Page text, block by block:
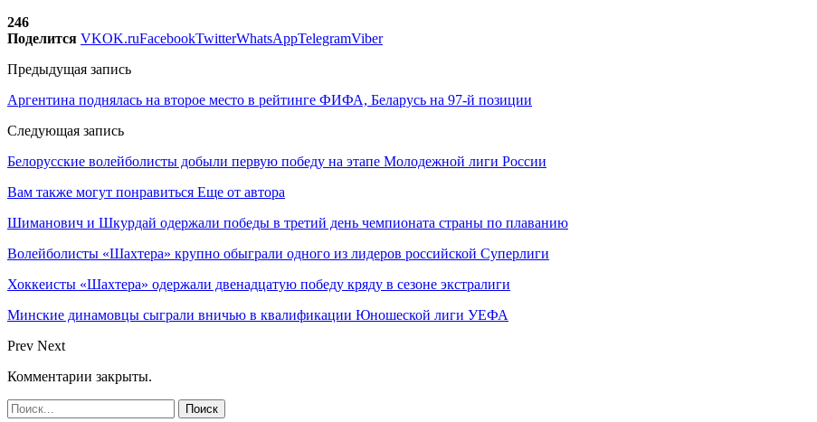
246
Поделится VKOK.ruFacebookTwitterWhatsAppTelegramViber
Предыдущая запись
Аргентина поднялась на второе место в рейтинге ФИФА, Беларусь на 97-й позиции
Следующая запись
Белорусские волейболисты добыли первую победу на этапе Молодежной лиги России
Вам также могут понравиться Еще от автора
Шиманович и Шкурдай одержали победы в третий день чемпионата страны по плаванию
Волейболисты «Шахтера» крупно обыграли одного из лидеров российской Суперлиги
Хоккеисты «Шахтера» одержали двенадцатую победу кряду в сезоне экстралиги
Минские динамовцы сыграли вничью в квалификации Юношеской лиги УЕФА
Prev Next
Комментарии закрыты.